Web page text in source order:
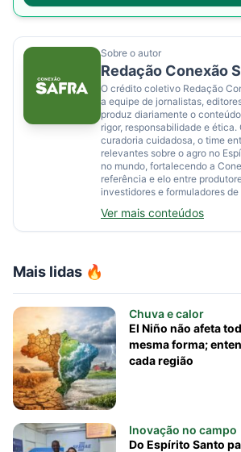
Mais lidas 🔥
Chuva e calor
El Niño não afeta
mesma forma;
cada região
Inovação no campo
Do Espírito Santo
Sobre o autor
Redação Conexão
O crédito coletivo Redação
a equipe de jornalistas,
produz diariamente o
rigor, responsabilidade e
curadoria cuidadosa, o time
relevantes sobre o agro no
no mundo, fortalecendo a
referência e elo entre
investidores e formuladores
Ver mais conteúdos